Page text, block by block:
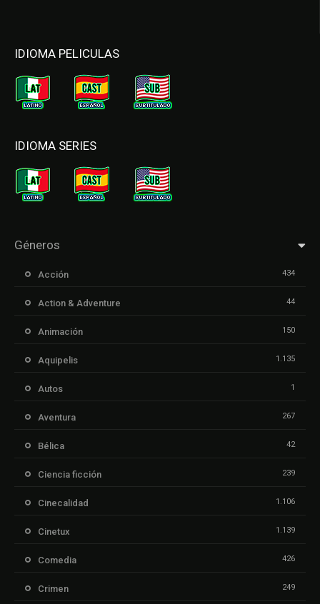
IDIOMA PELICULAS
IDIOMA SERIES
Géneros
Acción 434
Action & Adventure 44
Animación 150
Aquipelis 1.135
Autos 1
Aventura 267
Bélica 42
Ciencia ficción 239
Cinecalidad 1.106
Cinetux 1.139
Comedia 426
Crimen 249